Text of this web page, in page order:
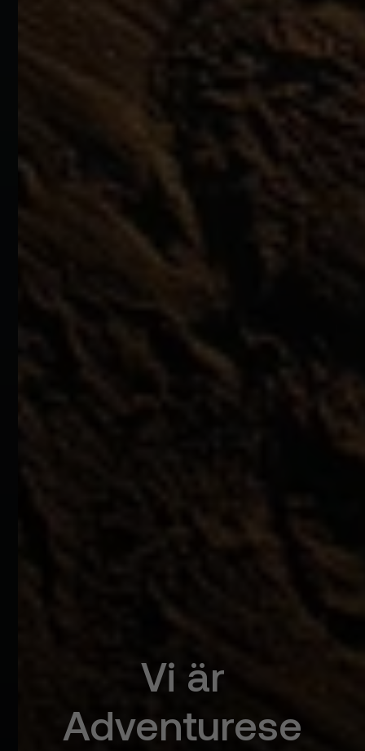
Vi är
Adventurese